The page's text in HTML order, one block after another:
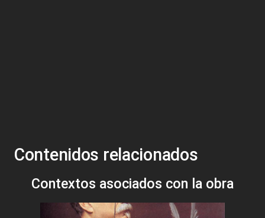
Contenidos relacionados
Contextos asociados con la obra